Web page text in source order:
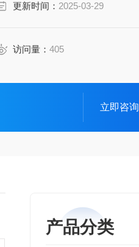
更新时间： 2025-03-29
访问量： 405
立即咨询
产品分类